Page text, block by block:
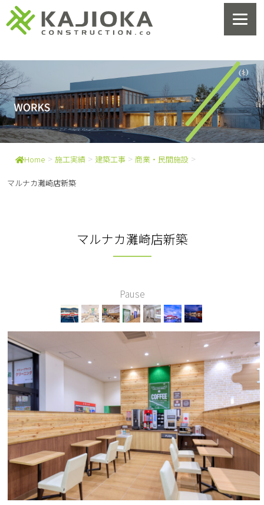
Home > 施工実績 > 建築工事 > 商業・民間施設 >
マルナカ灘崎店新築
マルナカ灘崎店新築
Pause